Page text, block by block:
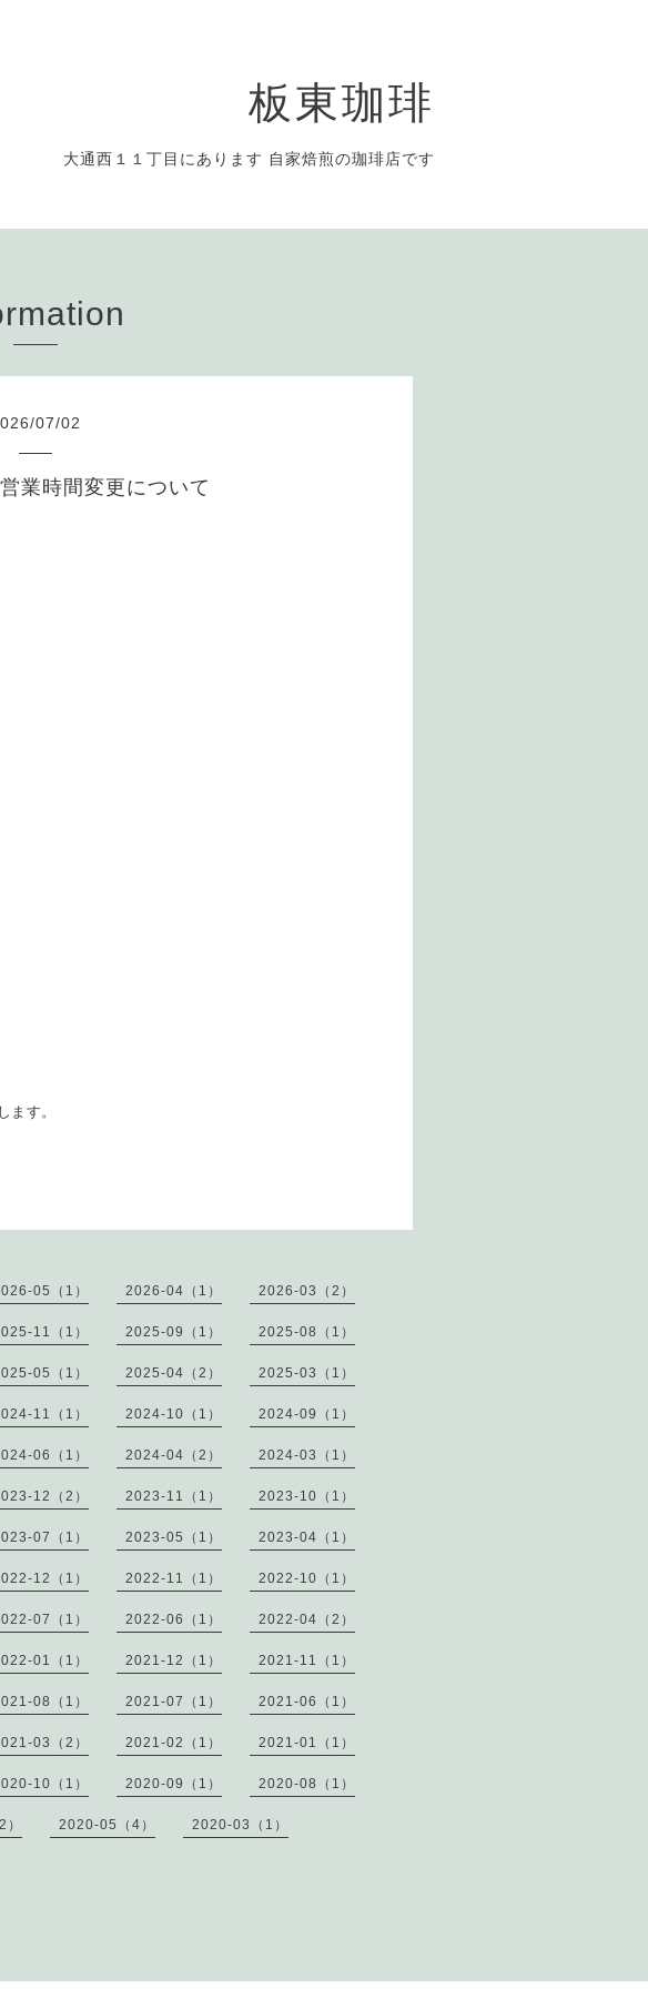
板東珈琲
大通西１１丁目にあります 自家焙煎の珈琲店です
/07/02
業時間変更について
ます。
05（1） 2026-04（1） 2026-03（2）
11（1） 2025-09（1） 2025-08（1）
05（1） 2025-04（2） 2025-03（1）
11（1） 2024-10（1） 2024-09（1）
06（1） 2024-04（2） 2024-03（1）
12（2） 2023-11（1） 2023-10（1）
07（1） 2023-05（1） 2023-04（1）
12（1） 2022-11（1） 2022-10（1）
07（1） 2022-06（1） 2022-04（2）
01（1） 2021-12（1） 2021-11（1）
08（1） 2021-07（1） 2021-06（1）
03（2） 2021-02（1） 2021-01（1）
10（1） 2020-09（1） 2020-08（1）
2020-05（4） 2020-03（1）